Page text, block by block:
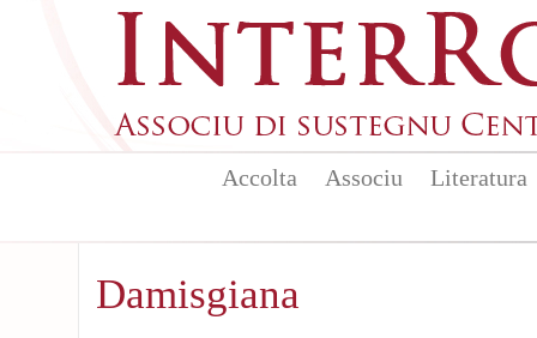
Accolta Associu Literatura
Damisgiana